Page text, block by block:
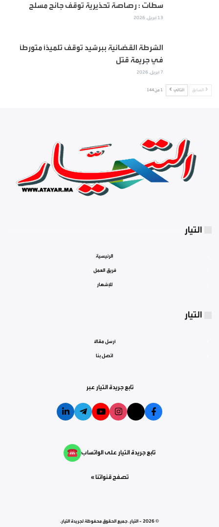
سطات : رصاصة تحذيرية توقف جانح مسلح
13 أبريل, 2026
الشرطة القضائية ببرشيد توقف تلميذاً متورطاً
في جريمة قتل
7 أبريل, 2026
السابق التالي 1 من 144
التيار
الرئيسية
فريق العمل
للإشهار
التيار
أرسل مقالا
اتصل بنا
تابع جريدة التيار عبر
تابع جريدة التيار على الواتساب
تصفح قنواتنا »
© 2026 - التيار. جميع الحقوق محفوظة لجريدة التيار.